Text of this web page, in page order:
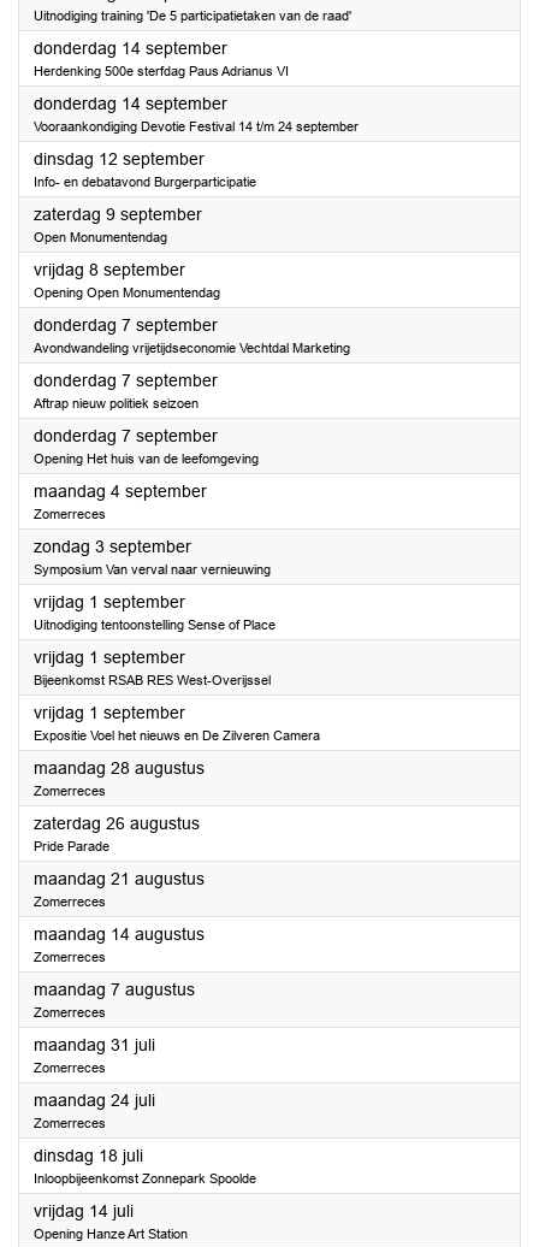
Uitnodiging training 'De 5 participatietaken van de raad'
donderdag 14 september2023
Herdenking 500e sterfdag Paus Adrianus VI
donderdag 14 september2023
Vooraankondiging Devotie Festival 14 t/m 24 september
dinsdag 12 september2023
Info- en debatavond Burgerparticipatie
zaterdag 9 september2023
Open Monumentendag
vrijdag 8 september2023
Opening Open Monumentendag
donderdag 7 september2023
Avondwandeling vrijetijdseconomie Vechtdal Marketing
donderdag 7 september2023
Aftrap nieuw politiek seizoen
donderdag 7 september2023
Opening Het huis van de leefomgeving
maandag 4 september2023
Zomerreces
zondag 3 september2023
Symposium Van verval naar vernieuwing
vrijdag 1 september2023
Uitnodiging tentoonstelling Sense of Place
vrijdag 1 september2023
Bijeenkomst RSAB RES West-Overijssel
vrijdag 1 september2023
Expositie Voel het nieuws en De Zilveren Camera
maandag 28 augustus2023
Zomerreces
zaterdag 26 augustus2023
Pride Parade
maandag 21 augustus2023
Zomerreces
maandag 14 augustus2023
Zomerreces
maandag 7 augustus2023
Zomerreces
maandag 31 juli2023
Zomerreces
maandag 24 juli2023
Zomerreces
dinsdag 18 juli2023
Inloopbijeenkomst Zonnepark Spoolde
vrijdag 14 juli2023
Opening Hanze Art Station